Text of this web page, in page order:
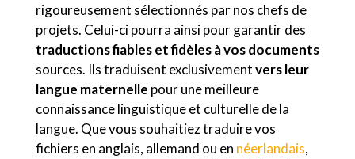
rigoureusement sélectionnés par nos chefs de
projets. Celui-ci pourra ainsi pour garantir des
traductions fiables et fidèles à vos documents
sources. Ils traduisent exclusivementvers leur
langue maternelle pour une meilleure
connaissance linguistique et culturelle de la
langue. Que vous souhaitiez traduire vos
fichiers en anglais, allemand ou en néerlandais,